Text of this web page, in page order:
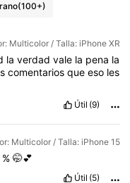
(100+)
Multicolor / Talla: iPhone XR
laverdadvale la pena la
comentariosqueeso les
Útil (9)
Multicolor / Talla: iPhone 15
%🤭💕
Útil (5)